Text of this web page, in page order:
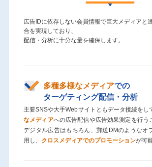
広告IDに依存しない会員情報で巨大メディアと
合を実現しており、
配信・分析に十分な量を確保します。
多種多様なメディアでの
ターゲティング配信・分析
主要SNSや大手Webサイトともデータ接続をし
なメディアへの広告配信や広告効果測定を行う
デジタル広告はもちろん、郵送DMのようなオ
用し、 クロスメディアでのプロモーションが可